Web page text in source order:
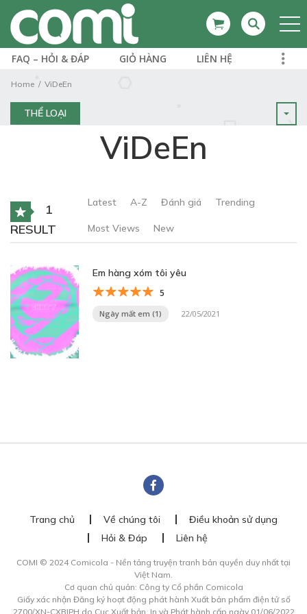
FAQ – HỎI & ĐÁP GIỎ HÀNG LIÊN HỆ
Home ViDeEn
THỂ LOẠI
ViDeEn
1
RESULT
Latest A-Z Đánh giá Trending
Most Views New
Em hàng xóm tôi yêu
5
Ngày mất em (1) 22/05/2021
Trang chủ Về chúng tôi
Điều khoản sử dụng
Hỏi & Đáp
Liên hệ
COMI © 2024 Comicola - Nền tảng truyện tranh bản quyền duy nhất tại
Việt Nam.
Cơ quan chủ quản: Công ty Cổ phần Comicola
Giấy xác nhận Đăng ký hoạt động phát hành Xuất bản phẩm điện tử số
2700/XN-CXBIPH do Cục Xuất bản, In và Phát hành cấp ngày 01/06/2022